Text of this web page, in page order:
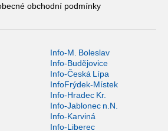
obchodní podmínky
Info-M. Boleslav
Info-Budějovice
Info-Česká Lípa
InfoFrýdek-Místek
Info-Hradec Kr.
Info-Jablonec n.N.
Info-Karviná
Info-Liberec